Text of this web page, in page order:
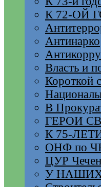
К 72-ОЙ
Антинарко
Власть и
Короткой
В
ГЕРОИ
К 75-
ОНФ по
ЦУР
У